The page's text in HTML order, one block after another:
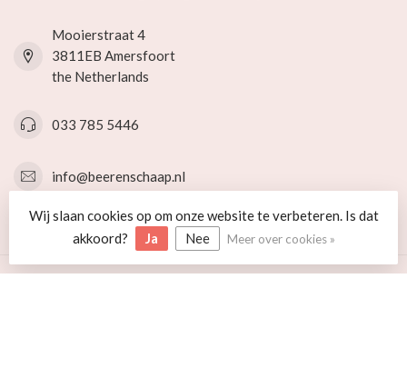
Mooierstraat 4
3811EB Amersfoort
the Netherlands
033 785 5446
info@beerenschaap.nl
Categorieën
Informatie
Wij slaan cookies op om onze website te verbeteren. Is dat
akkoord?
Ja Nee Meer over cookies »